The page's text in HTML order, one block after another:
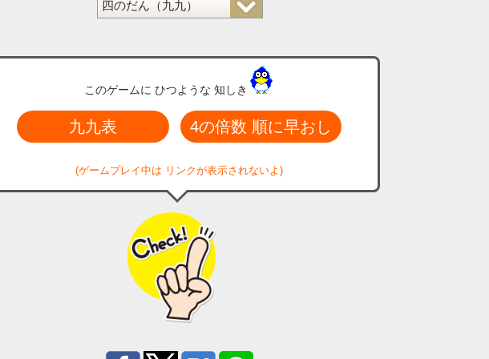
このゲームに ひつような 知しき
九九表 4の倍数 順に早おし
(ゲームプレイ中は リンクが表示されないよ)